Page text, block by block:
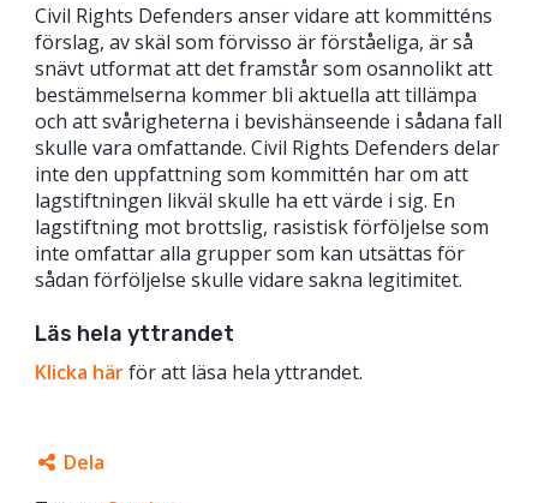
Civil Rights Defenders anser vidare att kommitténs
förslag, av skäl som förvisso är förståeliga, är så
snävt utformat att det framstår som osannolikt att
bestämmelserna kommer bli aktuella att tillämpa
och att svårigheterna i bevishänseende i sådana fall
skulle vara omfattande. Civil Rights Defenders delar
inte den uppfattning som kommittén har om att
lagstiftningen likväl skulle ha ett värde i sig. En
lagstiftning mot brottslig, rasistisk förföljelse som
inte omfattar alla grupper som kan utsättas för
sådan förföljelse skulle vidare sakna legitimitet.
Läs hela yttrandet
Klicka härför att läsa hela yttrandet.
Dela